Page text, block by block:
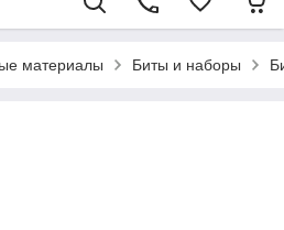
материалы Биты и наборы